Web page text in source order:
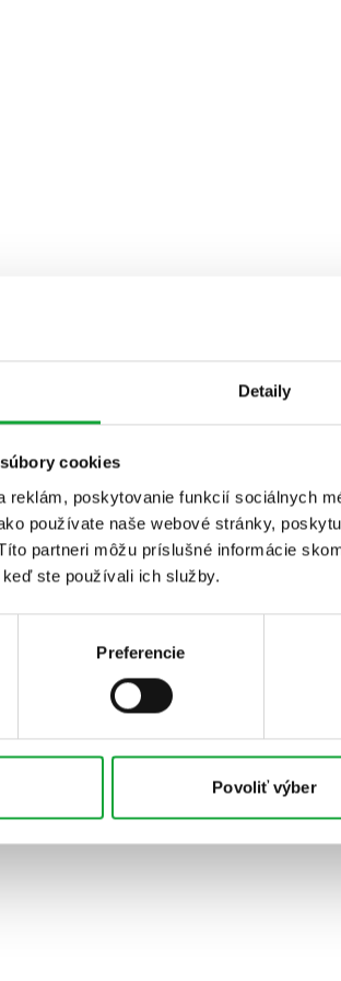
Detaily
cookies
reklám, poskytovanie funkcií sociálnych
používate naše webové stránky,
partneri môžu príslušné informácie
ste používali ich služby.
Preferencie
Povoliť výber